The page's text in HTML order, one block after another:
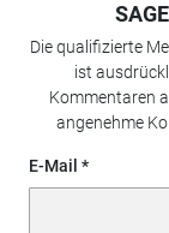
Die qualifizierte
ist
Kommentaren
angenehme
E-Mail